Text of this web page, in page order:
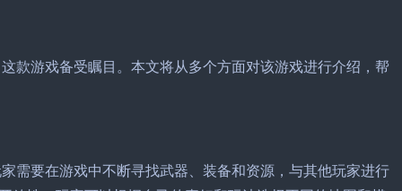
款游戏备受瞩目。本文将从多个方面对该游戏进行介绍，帮
需要在游戏中不断寻找武器、装备和资源，与其他玩家进行